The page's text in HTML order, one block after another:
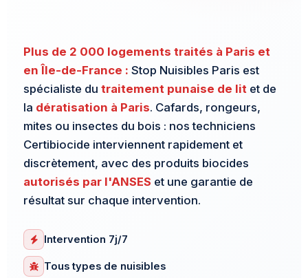
Plus de 2 000 logements traités à Paris et
en Île-de-France : Stop Nuisibles Paris est
spécialiste du traitement punaise de lit et de
la dératisation à Paris. Cafards, rongeurs,
mites ou insectes du bois : nos techniciens
Certibiocide interviennent rapidement et
discrètement, avec des produits biocides
autorisés par l'ANSES et une garantie de
résultat sur chaque intervention.
Intervention 7j/7
Tous types de nuisibles